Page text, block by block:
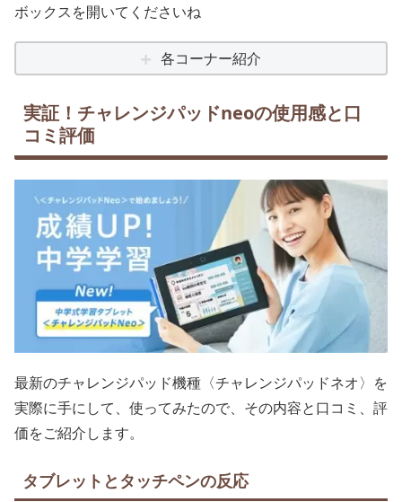
ボックスを開いてくださいね
各コーナー紹介
実証！チャレンジパッドneoの使用感と口
コミ評価
最新のチャレンジパッド機種〈チャレンジパッドネオ〉を
実際に手にして、使ってみたので、その内容と口コミ、評
価をご紹介します。
タブレットとタッチペンの反応